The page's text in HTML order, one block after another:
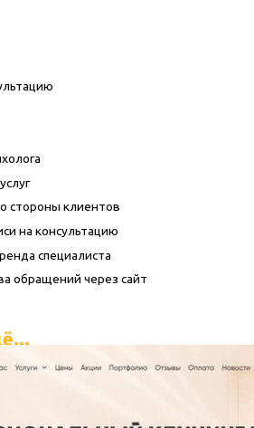
стороны клиентов
на консультацию
специалиста
обращений через сайт